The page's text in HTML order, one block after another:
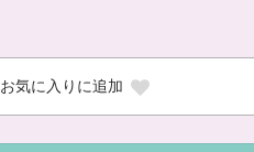
お気に入りに追加